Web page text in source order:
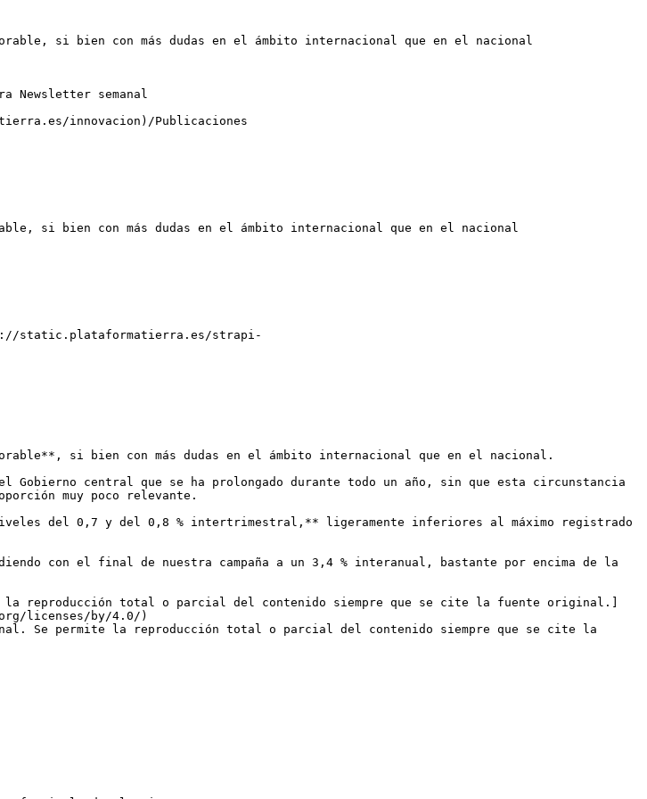
si bien con más dudas en el ámbito internacional que en el nacional
Newsletter semanal
innovacion)/Publicaciones
si bien con más dudas en el ámbito internacional que en el nacional
static.plataformatierra.es/strapi-
si bien con más dudas en el ámbito internacional que en el nacional.
central que se ha prolongado durante todo un año, sin que esta circunstancia
muy poco relevante.
del 0,7 y del 0,8 % intertrimestral,** ligeramente inferiores al máximo registrado
con el final de nuestra campaña a un 3,4 % interanual, bastante por encima de la
la reproducción total o parcial del contenido siempre que se cite la fuente original.]
licenses/by/4.0/)
Se permite la reproducción total o parcial del contenido siempre que se cite la